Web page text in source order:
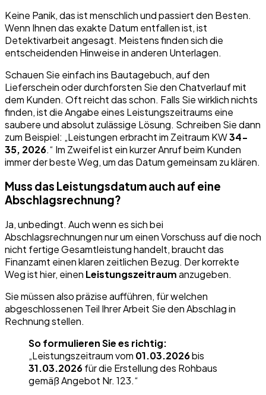
Keine Panik, das ist menschlich und passiert den Besten.
Wenn Ihnen das exakte Datum entfallen ist, ist
Detektivarbeit angesagt. Meistens finden sich die
entscheidenden Hinweise in anderen Unterlagen.
Schauen Sie einfach ins Bautagebuch, auf den
Lieferschein oder durchforsten Sie den Chatverlauf mit
dem Kunden. Oft reicht das schon. Falls Sie wirklich nichts
finden, ist die Angabe eines Leistungszeitraums eine
saubere und absolut zulässige Lösung. Schreiben Sie dann
zum Beispiel: „Leistungen erbracht im Zeitraum KW34-
35, 2026.“ Im Zweifel ist ein kurzer Anruf beim Kunden
immer der beste Weg, um das Datum gemeinsam zu klären.
Muss das Leistungsdatum auch auf eine
Abschlagsrechnung?
Ja, unbedingt. Auch wenn es sich bei
Abschlagsrechnungen nur um einen Vorschuss auf die noch
nicht fertige Gesamtleistung handelt, braucht das
Finanzamt einen klaren zeitlichen Bezug. Der korrekte
Weg ist hier, einen Leistungszeitraumanzugeben.
Sie müssen also präzise aufführen, für welchen
abgeschlossenen Teil Ihrer Arbeit Sie den Abschlag in
Rechnung stellen.
So formulieren Sie es richtig:
„Leistungszeitraum vom 01.03.2026bis
31.03.2026für die Erstellung des Rohbaus
gemäß Angebot Nr. 123.“